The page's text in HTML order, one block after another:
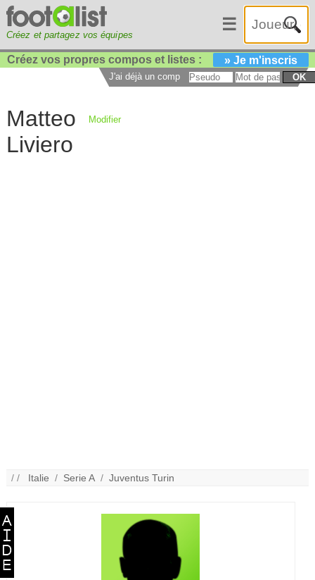
Créez et partagez vos équipes
☰
Créez vos propres compos et listes : » Je m'inscris
J'ai déjà un compte : OK
Matteo
Liviero
Modifier
/ / Italie / Serie A /Juventus Turin